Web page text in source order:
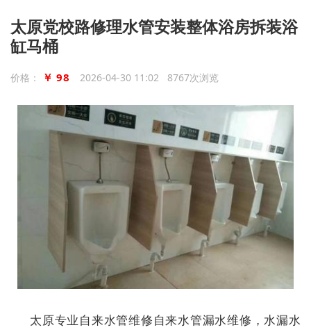
太原党校路修理水管安装整体浴房拆装浴
缸马桶
价格： ￥ 98 2026-04-30 11:02 8767次浏览
太原专业自来水管维修自来水管漏水维修，水漏水